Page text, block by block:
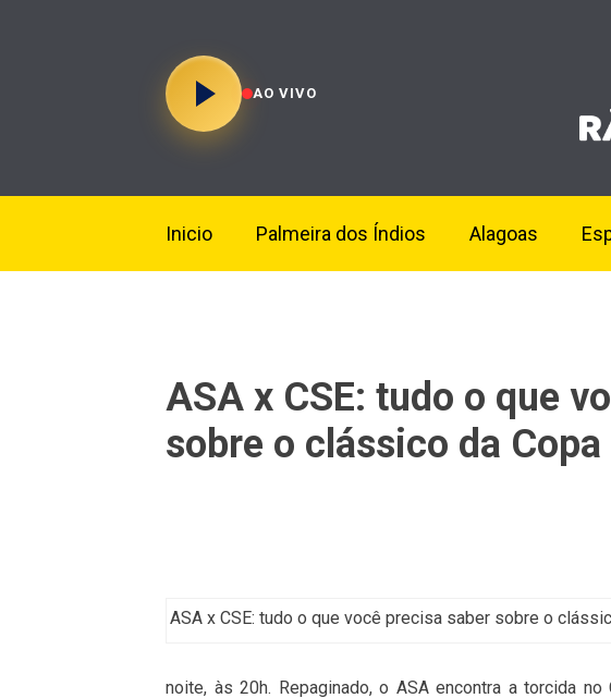
AO VIVO
Inicio Palmeira dos Índios Alagoas
ASA x CSE: tudo o que
sobre o clássico da
ASA x CSE: tudo o que você precisa saber sobre o
noite, às 20h. Repaginado, o ASA encontra a torcida